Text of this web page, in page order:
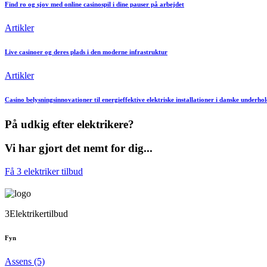
Find ro og sjov med online casinospil i dine pauser på arbejdet
Artikler
Live casinoer og deres plads i den moderne infrastruktur
Artikler
Casino belysningsinnovationer til energieffektive elektriske installationer i danske
På udkig efter elektrikere?
Vi har gjort det nemt for dig...
Få 3 elektriker tilbud
3Elektrikertilbud
Fyn
Assens (5)